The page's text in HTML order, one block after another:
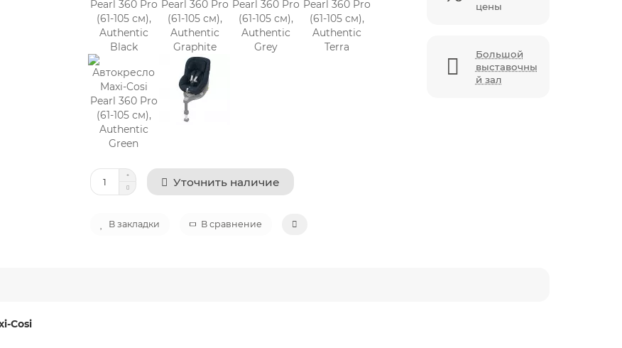
Уточнить наличие
В закладки В сравнение
цены
Большой
выставочны
й зал
Cosi